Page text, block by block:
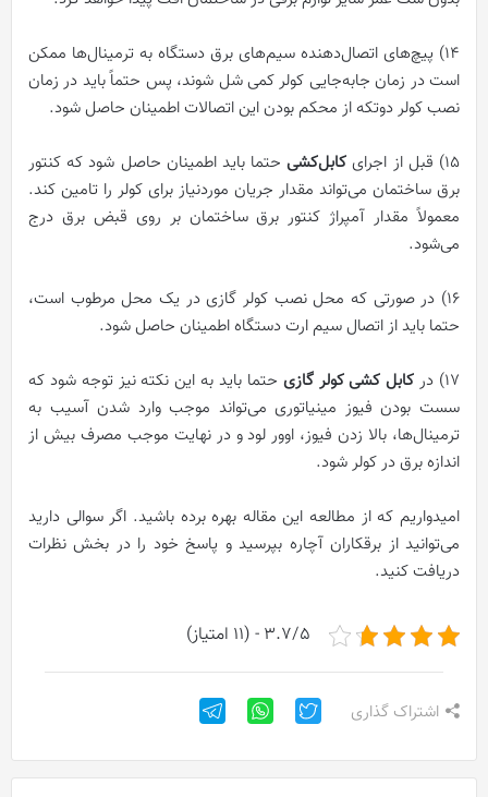
۱۴) پیچ‌های اتصال‌دهنده سیم‌های برق دستگاه به ترمینال‌ها ممکن
است در زمان جابه‌جایی کولر کمی شل شوند، پس حتماً باید در زمان
نصب کولر دوتکه از محکم بودن این اتصالات اطمینان حاصل شود.
۱۵) قبل از اجرای کابل‌کشی حتما باید اطمینان حاصل شود که کنتور
برق ساختمان می‌تواند مقدار جریان موردنیاز برای کولر را تامین کند.
معمولاً مقدار آمپراژ کنتور برق ساختمان بر روی قبض برق درج
می‌شود.
۱۶) در صورتی که محل نصب کولر گازی در یک محل مرطوب است،
حتما باید از اتصال سیم ارت دستگاه اطمینان حاصل شود.
۱۷) در کابل کشی کولر گازی حتما باید به این نکته نیز توجه شود که
سست بودن فیوز مینیاتوری می‌تواند موجب وارد شدن آسیب به
ترمینال‌ها، بالا زدن فیوز، اوور لود و در نهایت موجب مصرف بیش از
اندازه برق در کولر شود.
امیدواریم که از مطالعه این مقاله بهره برده باشید. اگر سوالی دارید
می‌توانید از برقکاران آچاره بپرسید و پاسخ خود را در بخش نظرات
دریافت کنید.
3.7/5 - (11 امتیاز)
اشتراک گذاری